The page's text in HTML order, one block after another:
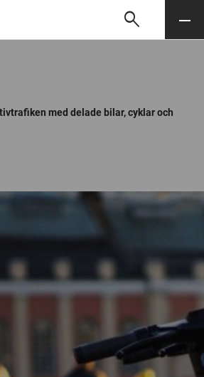
Söksearch Meny
med delade bilar, cyklar och